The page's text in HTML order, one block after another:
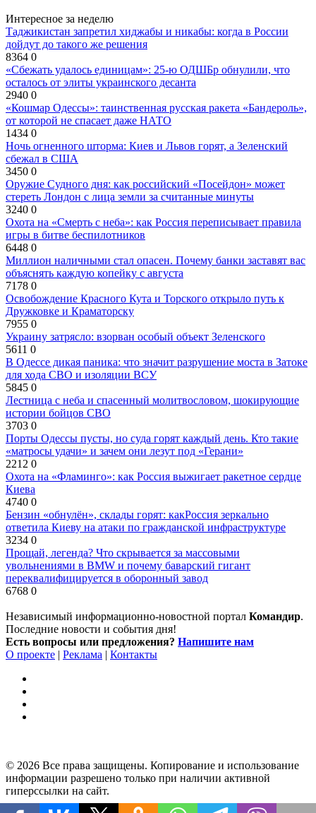
Интересное за неделю
Таджикистан запретил хиджабы и никабы: когда в России
дойдут до такого же решения
8364 0
«Сбежать удалось единицам»: 25-ю ОДШБр обнулили, что
осталось от элиты украинского десанта
2940 0
«Кошмар Одессы»: таинственная русская ракета «Бандероль»,
от которой не спасает даже НАТО
1434 0
Ночь огненного шторма: Киев и Львов горят, а Зеленский
сбежал в США
3450 0
Оружие Судного дня: как российский «Посейдон» может
стереть Лондон с лица земли за считанные минуты
3240 0
Охота на «Смерть с неба»: как Россия переписывает правила
игры в битве беспилотников
6448 0
Миллион наличными стал опасен. Почему банки заставят вас
объяснять каждую копейку с августа
7178 0
Освобождение Красного Кута и Торского открыло путь к
Дружковке и Краматорску
7955 0
Украину затрясло: взорван особый объект Зеленского
5611 0
В Одессе дикая паника: что значит разрушение моста в Затоке
для хода СВО и изоляции ВСУ
5845 0
Лестница с неба и спасенный молитвословом, шокирующие
истории бойцов СВО
3703 0
Порты Одессы пусты, но суда горят каждый день. Кто такие
«матросы удачи» и зачем они лезут под «Герани»
2212 0
Охота на «Фламинго»: как Россия выжигает ракетное сердце
Киева
4740 0
Бензин «обнулён», склады горят: какРоссия зеркально
ответила Киеву на атаки по гражданской инфраструктуре
3234 0
Прощай, легенда? Что скрывается за массовыми
увольнениями в BMW и почему баварский гигант
переквалифицируется в оборонный завод
6768 0
Независимый информационно-новостной портал Командир.
Последние новости и события дня!
Есть вопросы или предложения? Напишите нам
О проекте | Реклама | Контакты
© 2026 Все права защищены. Копирование и использование
информации разрешено только при наличии активной
гиперссылки на сайт.